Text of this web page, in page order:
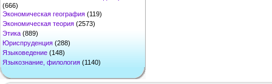
(666)
Экономическая география (119)
Экономическая теория (2573)
Этика (889)
Юриспруденция (288)
Языковедение (148)
Языкознание, филология (1140)